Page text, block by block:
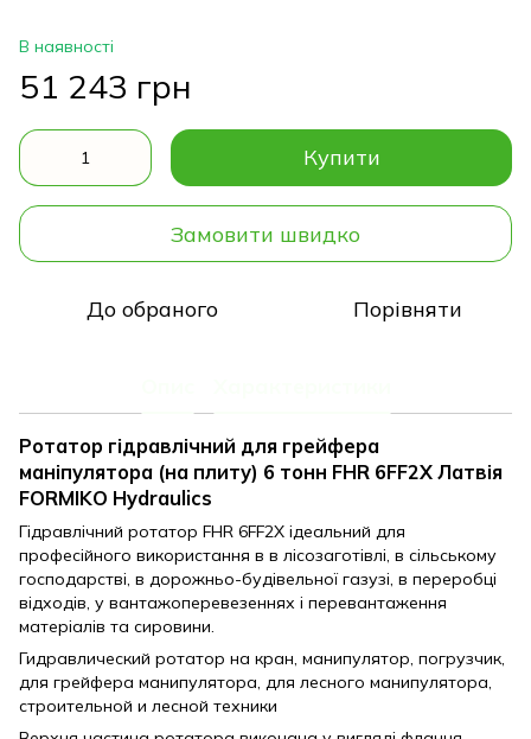
В наявності
51 243 грн
Купити
Замовити швидко
До обраного Порівняти
Ротатор гідравлічний для грейфера
маніпулятора (на плиту) 6 тонн FHR 6FF2X Латвія
FORMIKO Hydraulics
Гідравлічний ротатор FHR 6FF2X ідеальний для
професійного використання в в лісозаготівлі, в сільському
господарстві, в дорожньо-будівельної газузі, в переробці
відходів, у вантажоперевезеннях і перевантаження
матеріалів та сировини.
Гидравлический ротатор на кран, манипулятор, погрузчик,
для грейфера манипулятора, для лесного манипулятора,
строительной и лесной техники